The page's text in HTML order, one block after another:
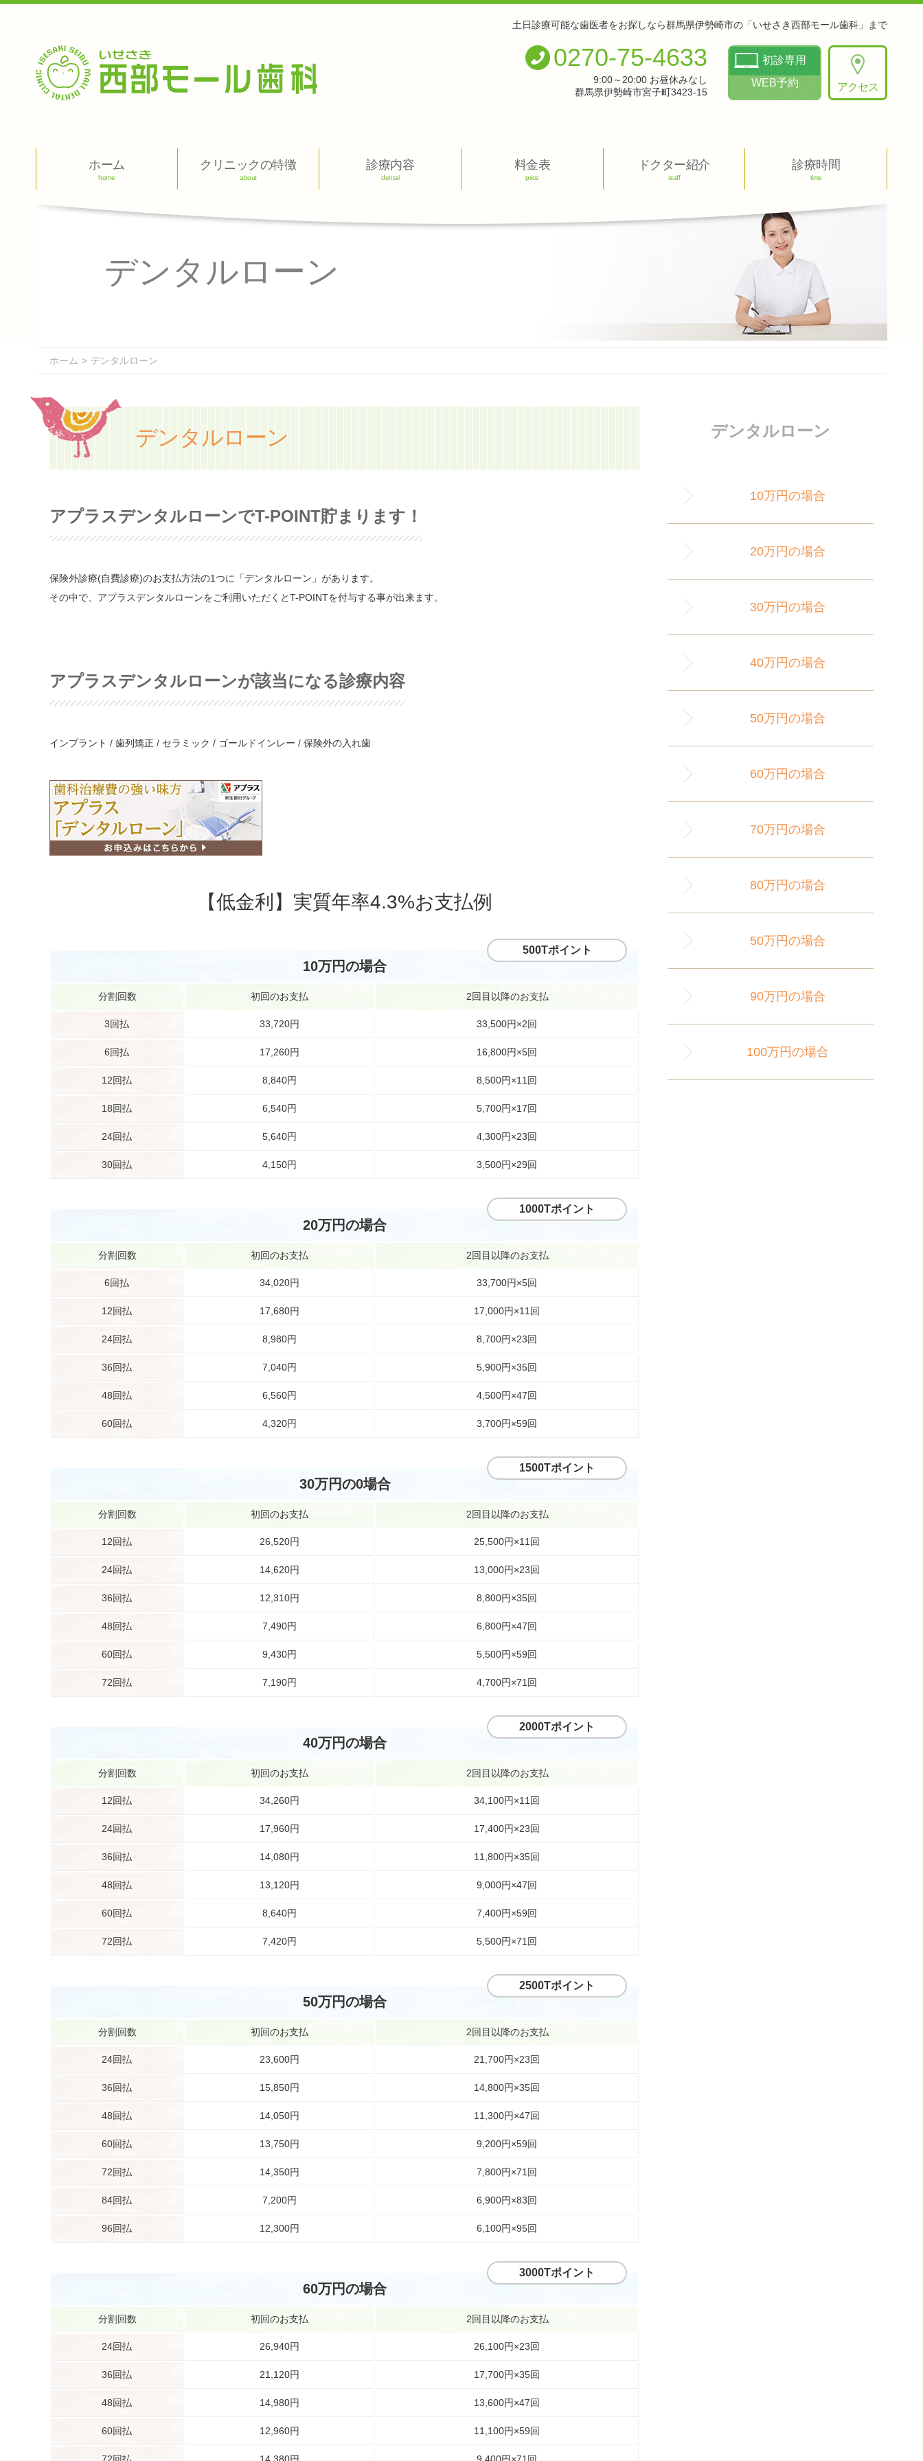
土日診療可能な歯医者をお探しなら群馬県伊勢崎市の「いせさき西部モール歯科」まで
アクセス
初診専用
WEB予約
0270-75-4633
9:00～20:00 お昼休みなし
群馬県伊勢崎市宮子町3423-15
ホーム
home
クリニックの特徴
about
診療内容
dental
料金表
price
ドクター紹介
staff
診療時間
time
デンタルローン
ホーム デンタルローン
デンタルローン
アプラスデンタルローンでT-POINT貯まります！
保険外診療(自費診療)のお支払方法の1つに「デンタルローン」があります。
その中で、アプラスデンタルローンをご利用いただくとT-POINTを付与する事が出来ます。
アプラスデンタルローンが該当になる診療内容
インプラント / 歯列矯正 / セラミック / ゴールドインレー / 保険外の入れ歯
【低金利】実質年率4.3%お支払例
10万円の場合
500Tポイント
分割回数 初回のお支払 2回目以降のお支払
3回払 33,720円 33,500円×2回
6回払 17,260円 16,800円×5回
12回払 8,840円 8,500円×11回
18回払 6,540円 5,700円×17回
24回払 5,640円 4,300円×23回
30回払 4,150円 3,500円×29回
20万円の場合
1000Tポイント
分割回数 初回のお支払 2回目以降のお支払
6回払 34,020円 33,700円×5回
12回払 17,680円 17,000円×11回
24回払 8,980円 8,700円×23回
36回払 7,040円 5,900円×35回
48回払 6,560円 4,500円×47回
60回払 4,320円 3,700円×59回
30万円の0場合
1500Tポイント
分割回数 初回のお支払 2回目以降のお支払
12回払 26,520円 25,500円×11回
24回払 14,620円 13,000円×23回
36回払 12,310円 8,800円×35回
48回払 7,490円 6,800円×47回
60回払 9,430円 5,500円×59回
72回払 7,190円 4,700円×71回
40万円の場合
2000Tポイント
分割回数 初回のお支払 2回目以降のお支払
12回払 34,260円 34,100円×11回
24回払 17,960円 17,400円×23回
36回払 14,080円 11,800円×35回
48回払 13,120円 9,000円×47回
60回払 8,640円 7,400円×59回
72回払 7,420円 5,500円×71回
50万円の場合
2500Tポイント
分割回数 初回のお支払 2回目以降のお支払
24回払 23,600円 21,700円×23回
36回払 15,850円 14,800円×35回
48回払 14,050円 11,300円×47回
60回払 13,750円 9,200円×59回
72回払 14,350円 7,800円×71回
84回払 7,200円 6,900円×83回
96回払 12,300円 6,100円×95回
60万円の場合
3000Tポイント
分割回数 初回のお支払 2回目以降のお支払
24回払 26,940円 26,100円×23回
36回払 21,120円 17,700円×35回
48回払 14,980円 13,600円×47回
60回払 12,960円 11,100円×59回
デンタルローン
10万円の場合
20万円の場合
30万円の場合
40万円の場合
50万円の場合
60万円の場合
70万円の場合
80万円の場合
50万円の場合
90万円の場合
100万円の場合